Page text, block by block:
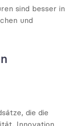
sind besser in
und
die die
Innovation